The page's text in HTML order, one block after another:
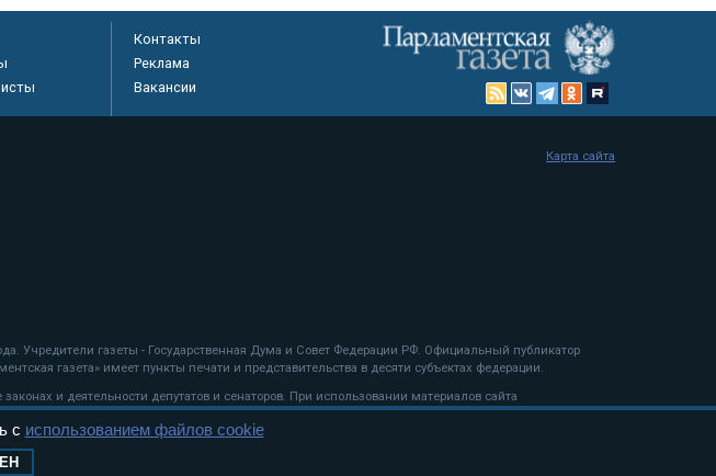
Контакты
Реклама
Вакансии
Учредители газеты - Государственная Дума и Совет Федерации РФ. Официальный публикатор
газета» имеет пункты печати и представительства в десяти субъектах федерации.
и деятельности депутатов и сенаторов. При использовании материалов сайта
Карта сайта
с использованием файлов cookie